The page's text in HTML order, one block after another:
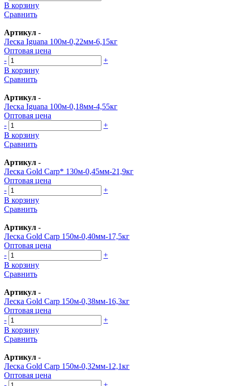
В корзину
Сравнить
Артикул -
Леска Iguana 100м-0,22мм-6,15кг
Оптовая цена
-
+
В корзину
Сравнить
Артикул -
Леска Iguana 100м-0,18мм-4,55кг
Оптовая цена
-
+
В корзину
Сравнить
Артикул -
Леска Gold Carp* 130м-0,45мм-21,9кг
Оптовая цена
-
+
В корзину
Сравнить
Артикул -
Леска Gold Carp 150м-0,40мм-17,5кг
Оптовая цена
-
+
В корзину
Сравнить
Артикул -
Леска Gold Carp 150м-0,38мм-16,3кг
Оптовая цена
-
+
В корзину
Сравнить
Артикул -
Леска Gold Carp 150м-0,32мм-12,1кг
Оптовая цена